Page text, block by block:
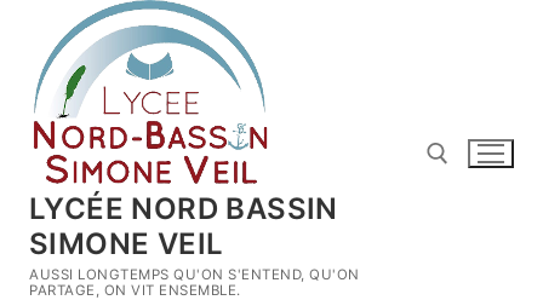
contenu
LYCÉE NORD BASSIN
SIMONE VEIL
AUSSI LONGTEMPS QU'ON S'ENTEND, QU'ON
PARTAGE, ON VIT ENSEMBLE.